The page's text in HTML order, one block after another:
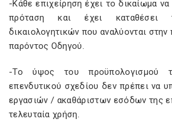
-Κάθε επιχείρηση έχει το δικαίωμα
πρόταση και έχει
δικαιολογητικών που αναλύονται
παρόντος Οδηγού.
-Το ύψος του προϋπολογισµού
επενδυτικού σχεδίου δεν πρέπει να
εργασιών / ακαθάριστων εσόδων της
τελευταία χρήση.